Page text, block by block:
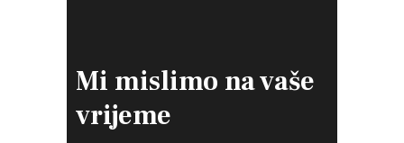
Mi mislimo navaše
vrijeme